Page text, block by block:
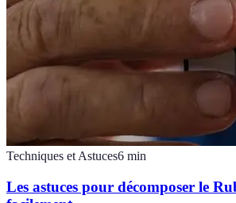
Techniques et Astuces6 min
Les astuces pour décomposer le